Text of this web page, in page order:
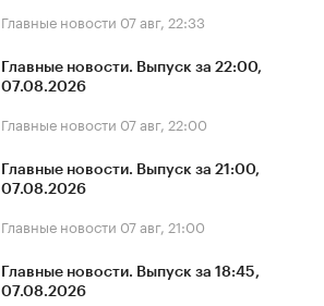
Главные новости 07 авг, 22:33
Главные новости. Выпуск за 22:00,
07.08.2026
Главные новости 07 авг, 22:00
Главные новости. Выпуск за 21:00,
07.08.2026
Главные новости 07 авг, 21:00
Главные новости. Выпуск за 18:45,
07.08.2026